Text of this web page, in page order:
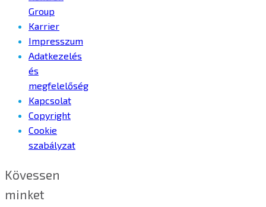
Group
Karrier
Impresszum
Adatkezelés
és
megfelelőség
Kapcsolat
Copyright
Cookie
szabályzat
Kövessen
minket